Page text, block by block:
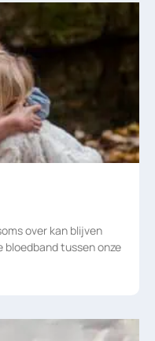
over kan blijven
bloedband tussen onze